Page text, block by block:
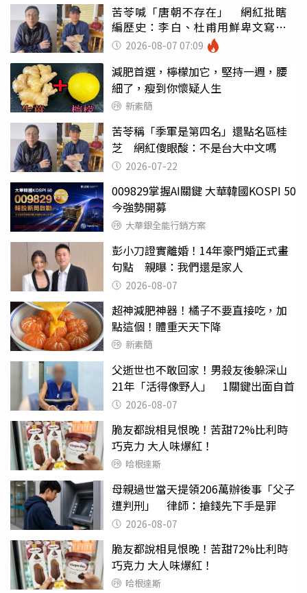
苦苓喊「唐朝不存在」 網紅批瞎
編歷史：李白、杜甫用鮮卑文寫
詩？2026-08-07 07:09
減肥首選，檸檬加它，堅持一週，腰
細了，瘦到你懷疑人生
新素簡
苦苓稱「季軍是第四名」還點名區桂
芝 網紅傻眼酸：不是台大中文嗎
2026-07-22
009829掌握AI關鍵 大華韓國KOSPI 50
今強勢開募
大華銀全能行銷方案
彭小刀證實離婚！14年豪門婚正式畫
句點 親曝：我們還是家人
2026-08-07
超神減肥神器！橘子不要直接吃，加
點這個！體重天天下降
新素簡
父逝世也不敢回家！男殺友後躲深山
21年「活得像野人」 1關鍵出面自首
2026-08-07
脆友都說相見恨晚！苦甜72%比利時
巧克力 大人味爆紅！
哈根達斯
母親過世當天提領206萬辦後事「父子
遭判刑」 律師：搶錢先下手是罪
2026-08-07
脆友都說相見恨晚！苦甜72%比利時
巧克力 大人味爆紅！
哈根達斯